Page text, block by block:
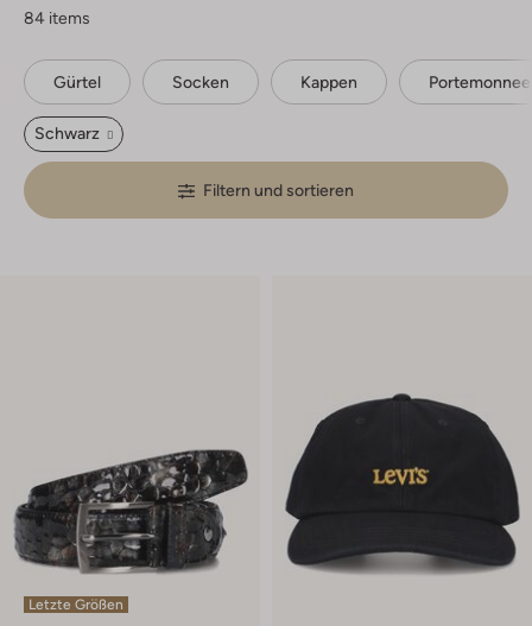
84 items
Gürtel Socken Kappen
Schwarz
Filtern und sortieren
Letzte Größen